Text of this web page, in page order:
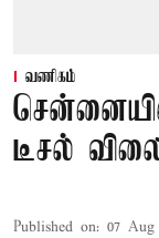
வணிகம்
டீசல்
Published on: 07 Aug